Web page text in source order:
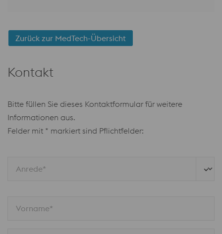
Zurück zur MedTech-Übersicht
Kontakt
Bitte füllen Sie dieses Kontaktformular für weitere
Informationen aus.
Felder mit * markiert sind Pflichtfelder:
Anrede*
Vorname*